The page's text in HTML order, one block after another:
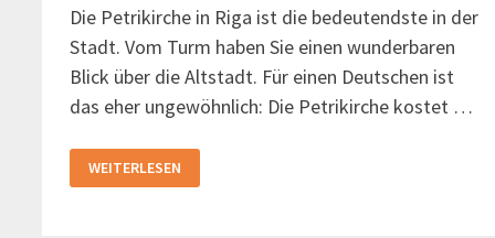
Die Petrikirche in Riga ist die bedeutendste in der
Stadt. Vom Turm haben Sie einen wunderbaren
Blick über die Altstadt. Für einen Deutschen ist
das eher ungewöhnlich: Die Petrikirche kostet …
PETRIKIRCHE
IN
WEITERLESEN